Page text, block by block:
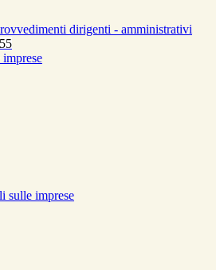
dirigenti - amministrativi
sulle imprese